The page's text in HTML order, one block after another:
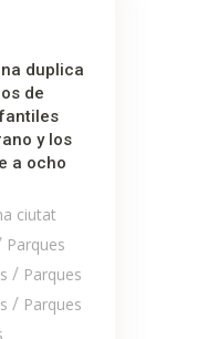
duplica
de
y los
a ocho
ciutat
Parques
/ Parques
/ Parques